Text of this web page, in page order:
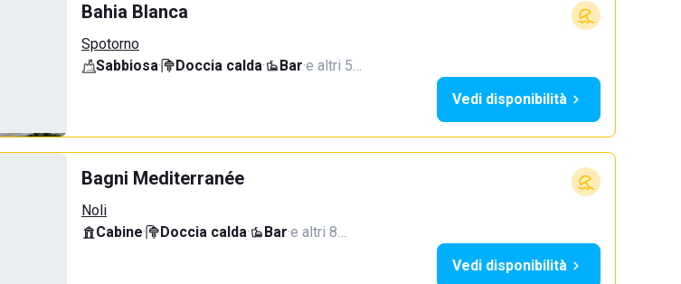
Bahia Blanca
Spotorno
Sabbiosa· Doccia calda· Bar·e altri 5…
Vedi disponibilità
Bagni Mediterranée
Noli
Cabine· Doccia calda· Bar·e altri 8…
Vedi disponibilità